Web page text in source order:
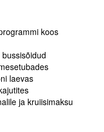
koos
laevas
ja kruiisimaksu